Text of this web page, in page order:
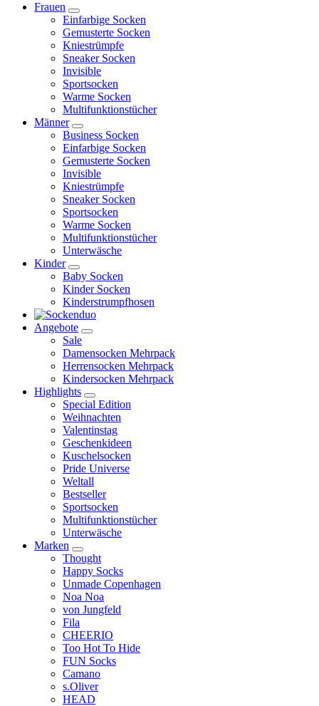
Frauen
Einfarbige Socken
Gemusterte Socken
Kniestrümpfe
Sneaker Socken
Invisible
Sportsocken
Warme Socken
Multifunktionstücher
Männer
Business Socken
Einfarbige Socken
Gemusterte Socken
Invisible
Kniestrümpfe
Sneaker Socken
Sportsocken
Warme Socken
Multifunktionstücher
Unterwäsche
Kinder
Baby Socken
Kinder Socken
Kinderstrumpfhosen
Angebote
Sale
Damensocken Mehrpack
Herrensocken Mehrpack
Kindersocken Mehrpack
Highlights
Special Edition
Weihnachten
Valentinstag
Geschenkideen
Kuschelsocken
Pride Universe
Weltall
Bestseller
Sportsocken
Multifunktionstücher
Unterwäsche
Marken
Thought
Happy Socks
Unmade Copenhagen
Noa Noa
von Jungfeld
Fila
CHEERIO
Too Hot To Hide
FUN Socks
Camano
s.Oliver
HEAD